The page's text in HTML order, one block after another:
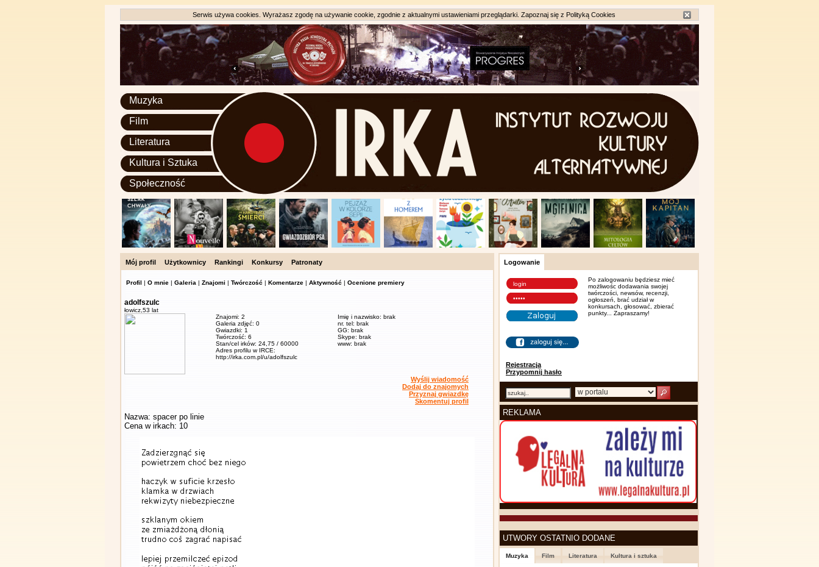
Serwis używa cookies. Wyrażasz zgodę na używanie cookie, zgodnie z aktualnymi ustawieniami przeglądarki. Zapoznaj się z Polityką Cookies
Muzyka
Film
Literatura
Kultura i Sztuka
Społeczność
Mój profil Użytkownicy Rankingi Konkursy Patronaty
Profil | O mnie | Galeria | Znajomi | Twórczość | Komentarze | Aktywność | Ocenione premiery
adolfszulc
łowicz, 53 lat
Znajomi: 2
Galeria zdjęć: 0
Gwiazdki: 1
Twórczość: 6
Stan/cel irków: 24,75 / 60000
Adres profilu w IRCE:
http://irka.com.pl/u/adolfszulc
Imię i nazwisko: brak
nr. tel: brak
GG: brak
Skype: brak
www: brak
Wyślij wiadomość
Dodaj do znajomych
Przyznaj gwiazdkę
Skomentuj profil
Nazwa: spacer po linie
Cena w irkach: 10
Logowanie
Rejestracja
Przypomnij hasło
Po zalogowaniu będziesz mieć
możliwośc dodawania swojej
twórczości, newsów, recenzji,
ogłoszeń, brać udział w
konkursach, głosować, zbierać
punkty... Zapraszamy!
REKLAMA
UTWORY OSTATNIO DODANE
Muzyka Film Literatura Kultura i sztuka